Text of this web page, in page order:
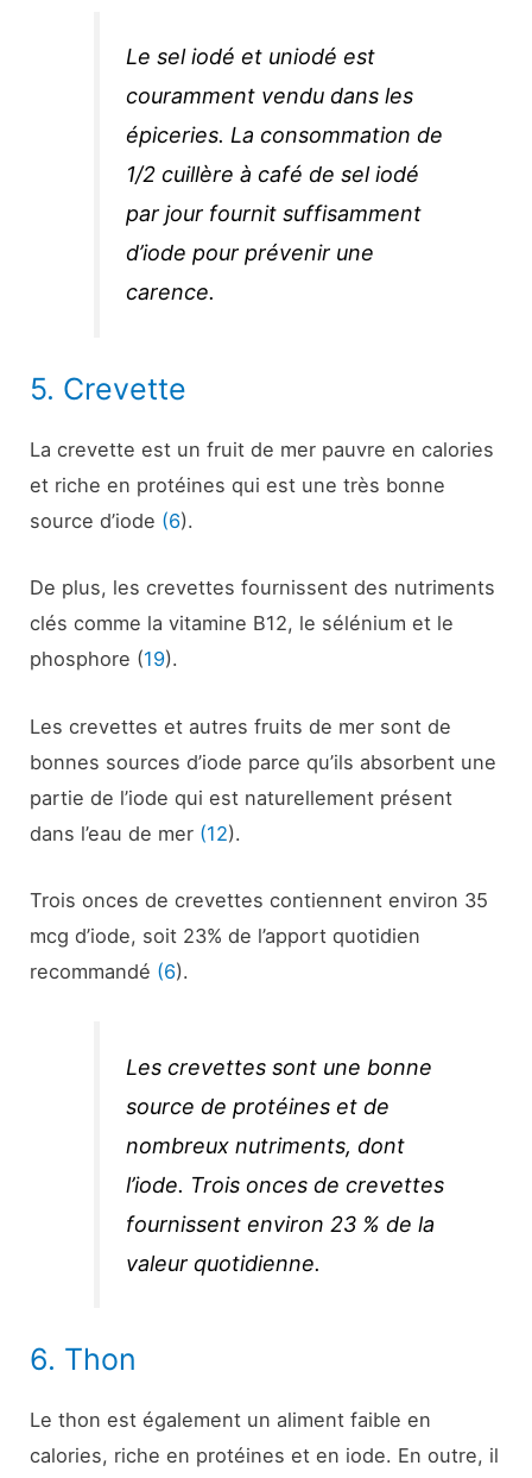
Le sel iodé et uniodé est
couramment vendu dans les
épiceries. La consommation de
1/2 cuillère à café de sel iodé
par jour fournit suffisamment
d’iode pour prévenir une
carence.
5. Crevette
La crevette est un fruit de mer pauvre en calories
et riche en protéines qui est une très bonne
source d’iode (6).
De plus, les crevettes fournissent des nutriments
clés comme la vitamine B12, le sélénium et le
phosphore (19).
Les crevettes et autres fruits de mer sont de
bonnes sources d’iode parce qu’ils absorbent une
partie de l’iode qui est naturellement présent
dans l’eau de mer (12).
Trois onces de crevettes contiennent environ 35
mcg d’iode, soit 23% de l’apport quotidien
recommandé (6).
Les crevettes sont une bonne
source de protéines et de
nombreux nutriments, dont
l’iode. Trois onces de crevettes
fournissent environ 23 % de la
valeur quotidienne.
6. Thon
Le thon est également un aliment faible en
calories, riche en protéines et en iode. En outre, il